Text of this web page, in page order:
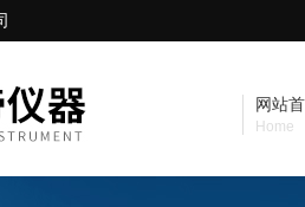
网站
Home